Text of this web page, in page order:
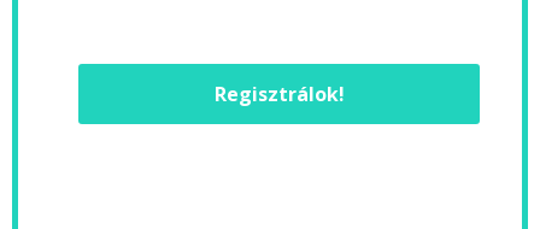
Regisztrálok!